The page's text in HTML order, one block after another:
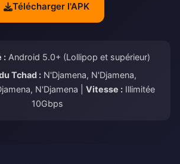
Télécharger l'APK
: Android 5.0+ (Lollipop et supérieur)
Tchad :N'Djamena, N'Djamena,
N'Djamena | Vitesse : Illimitée
10Gbps